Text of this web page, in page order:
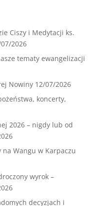
Ciszy i Medytacji ks.
2026
tematy ewangelizacji
Nowiny 12/07/2026
koncerty,
2026 – nigdy lub od
Wangu w Karpaczu
wyrok –
decyzjach i